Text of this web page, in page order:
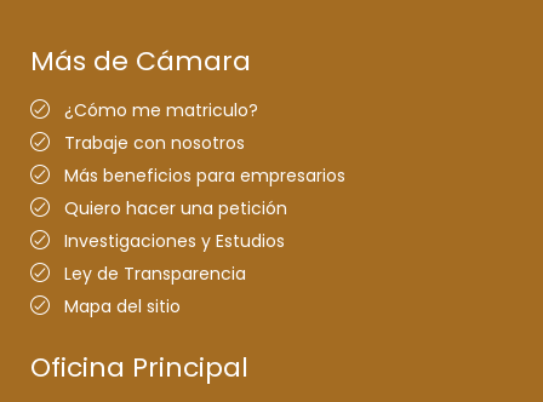
Más de Cámara
¿Cómo me matriculo?
Trabaje con nosotros
Más beneficios para empresarios
Quiero hacer una petición
Investigaciones y Estudios
Ley de Transparencia
Mapa del sitio
Oficina Principal